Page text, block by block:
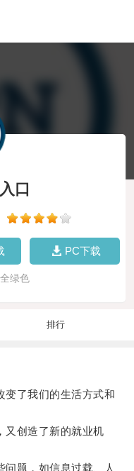
口
PC下载
绿色
排行
了我们的生活方式和
创造了新的就业机
题，如信息过载、人